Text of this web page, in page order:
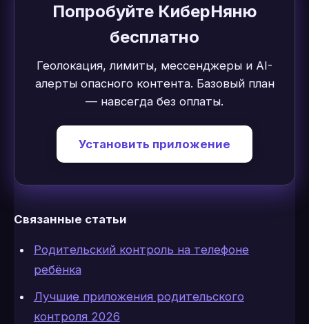
Попробуйте КиберНяню
бесплатно
Геолокация, лимиты, мессенджеры и AI-
алерты опасного контента. Базовый план
— навсегда без оплаты.
Установить приложение
Связанные статьи
Родительский контроль на телефоне
ребёнка
Лучшие приложения родительского
контроля 2026